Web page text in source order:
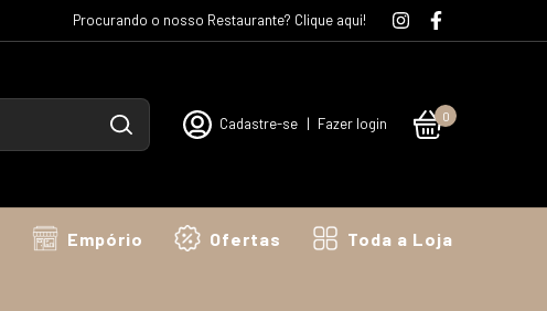
Procurando o nosso Restaurante? Clique aqui!
Cadastre-se | Fazer login 0
Empório Ofertas Toda a Loja